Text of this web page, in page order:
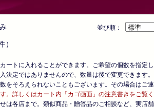
並び順：
）
ートに入れることができます。ご希望の個数を指定
決定ではありませんので、数量は後で変更できます
をそろえられないこともございます。その場合はご連
。詳しくはカート内「カゴ画面」の注意書きをご覧く
は各店まで。類似商品・贈答品のご相談など、実店